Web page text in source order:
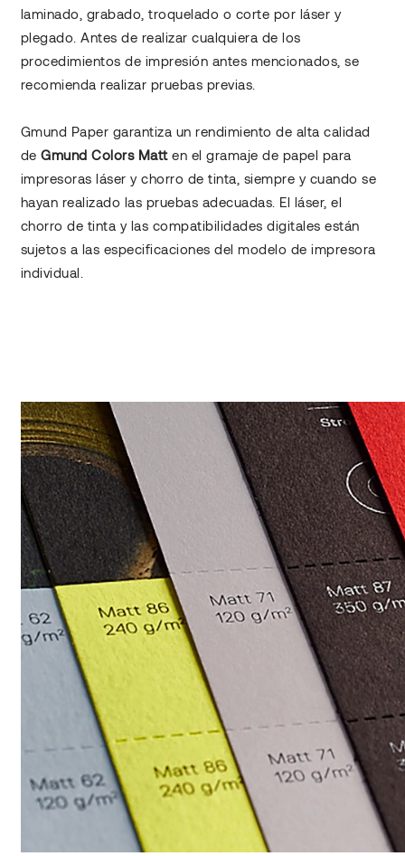
laminado, grabado, troquelado o corte por láser y
plegado. Antes de realizar cualquiera de los
procedimientos de impresión antes mencionados, se
recomienda realizar pruebas previas.
Gmund Paper garantiza un rendimiento de alta calidad
deGmund Colors Matten el gramaje de papel para
impresoras láser y chorro de tinta, siempre y cuando se
hayan realizado las pruebas adecuadas. El láser, el
chorro de tinta y las compatibilidades digitales están
sujetos a las especificaciones del modelo de impresora
individual.